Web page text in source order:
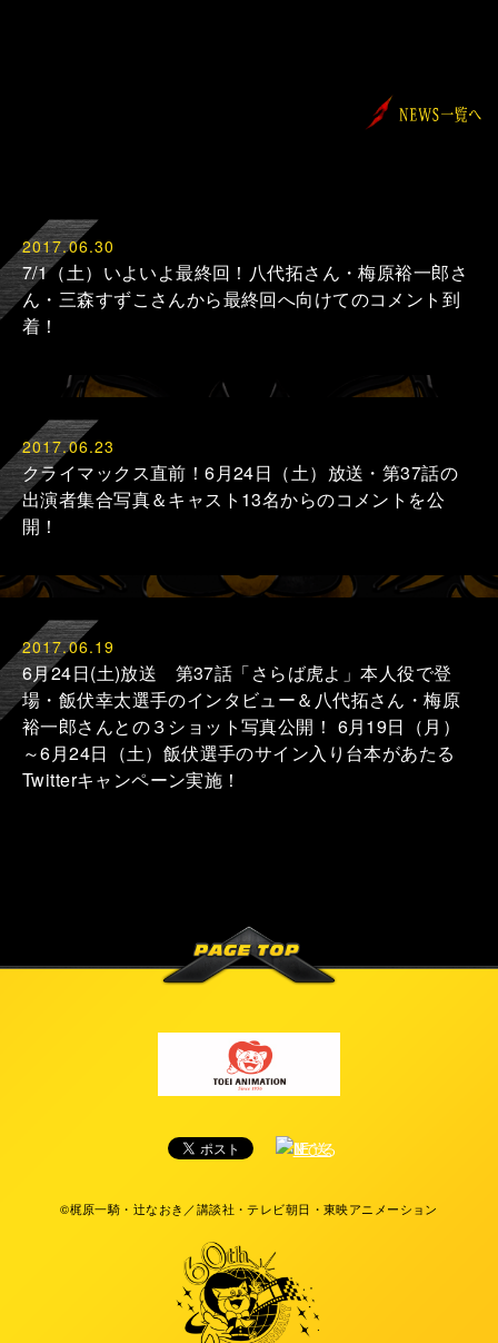
2017.06.30
7/1（土）いよいよ最終回！八代拓さん・梅原裕一郎さ
ん・三森すずこさんから最終回へ向けてのコメント到
着！
2017.06.23
クライマックス直前！6月24日（土）放送・第37話の
出演者集合写真＆キャスト13名からのコメントを公
開！
2017.06.19
6月24日(土)放送 第37話「さらば虎よ」本人役で登
場・飯伏幸太選手のインタビュー＆八代拓さん・梅原
裕一郎さんとの３ショット写真公開！ 6月19日（月）
～6月24日（土）飯伏選手のサイン入り台本があたる
Twitterキャンペーン実施！
©梶原一騎・辻なおき／講談社・テレビ朝日・東映アニメーション